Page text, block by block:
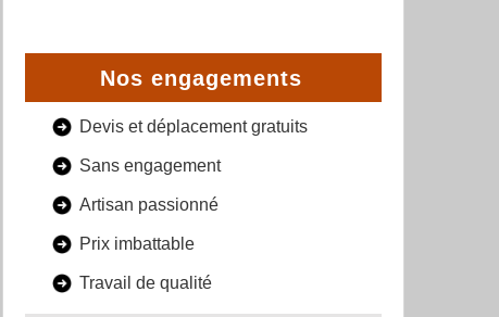
Nos engagements
Devis et déplacement gratuits
Sans engagement
Artisan passionné
Prix imbattable
Travail de qualité